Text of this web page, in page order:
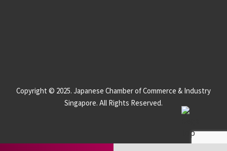
Copyright © 2025. Japanese Chamber of Commerce & Industry
Singapore. All Rights Reserved.